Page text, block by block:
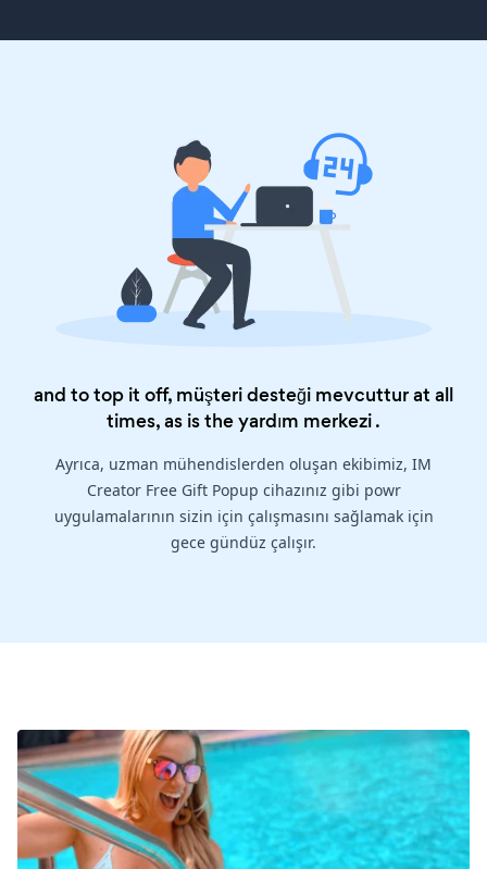
and to top it off, müşteri desteği mevcuttur at all
times, as is theyardım merkezi.
Ayrıca, uzman mühendislerden oluşan ekibimiz, IM
Creator Free Gift Popup cihazınız gibi powr
uygulamalarının sizin için çalışmasını sağlamak için
gece gündüz çalışır.